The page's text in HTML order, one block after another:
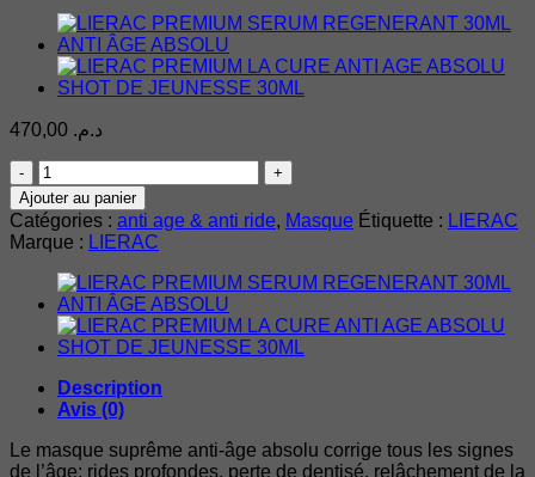
د.م.
quantité
de
LIERAC
PREMIUM
LE
MASQUE
SUPREME
ANTI-
AGE
ABSOLU
75
ML
Ajouter au panier
Catégories : anti age & anti ride, Masque Étiquette : LIERAC
Marque : LIERAC
Description
Avis (0)
Le masque suprême anti-âge absolu corrige tous les signes
de l’âge: rides profondes, perte de dentisé, relâchement de la